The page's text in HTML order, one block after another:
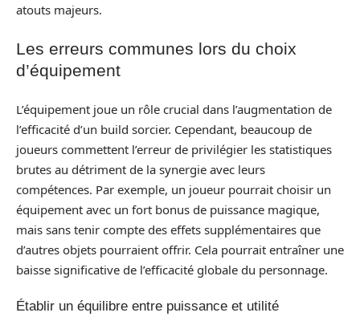
atouts majeurs.
Les erreurs communes lors du choix
d’équipement
L’équipement joue un rôle crucial dans l’augmentation de
l’efficacité d’un build sorcier. Cependant, beaucoup de
joueurs commettent l’erreur de privilégier les statistiques
brutes au détriment de la synergie avec leurs
compétences. Par exemple, un joueur pourrait choisir un
équipement avec un fort bonus de puissance magique,
mais sans tenir compte des effets supplémentaires que
d’autres objets pourraient offrir. Cela pourrait entraîner une
baisse significative de l’efficacité globale du personnage.
Établir un équilibre entre puissance et utilité